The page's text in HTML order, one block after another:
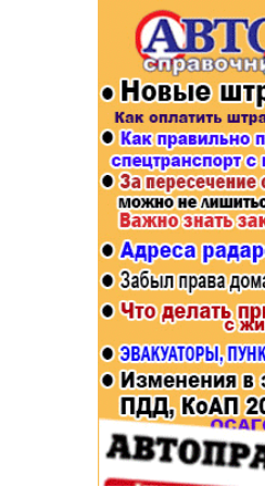
Афиша
Строительство и ремонт
Авто и мото
Рестораны, кафе, бары
Спорт Фитнес
Недвижимость
Красота Косметология
Популярное →
Строительство и ремонт